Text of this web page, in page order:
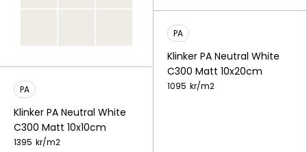
PA
Klinker PA Neutral White
C300 Matt 10x10cm
1395 kr/m2
PA
Klinker PA Neutral White
C300 Matt 10x20cm
1095 kr/m2